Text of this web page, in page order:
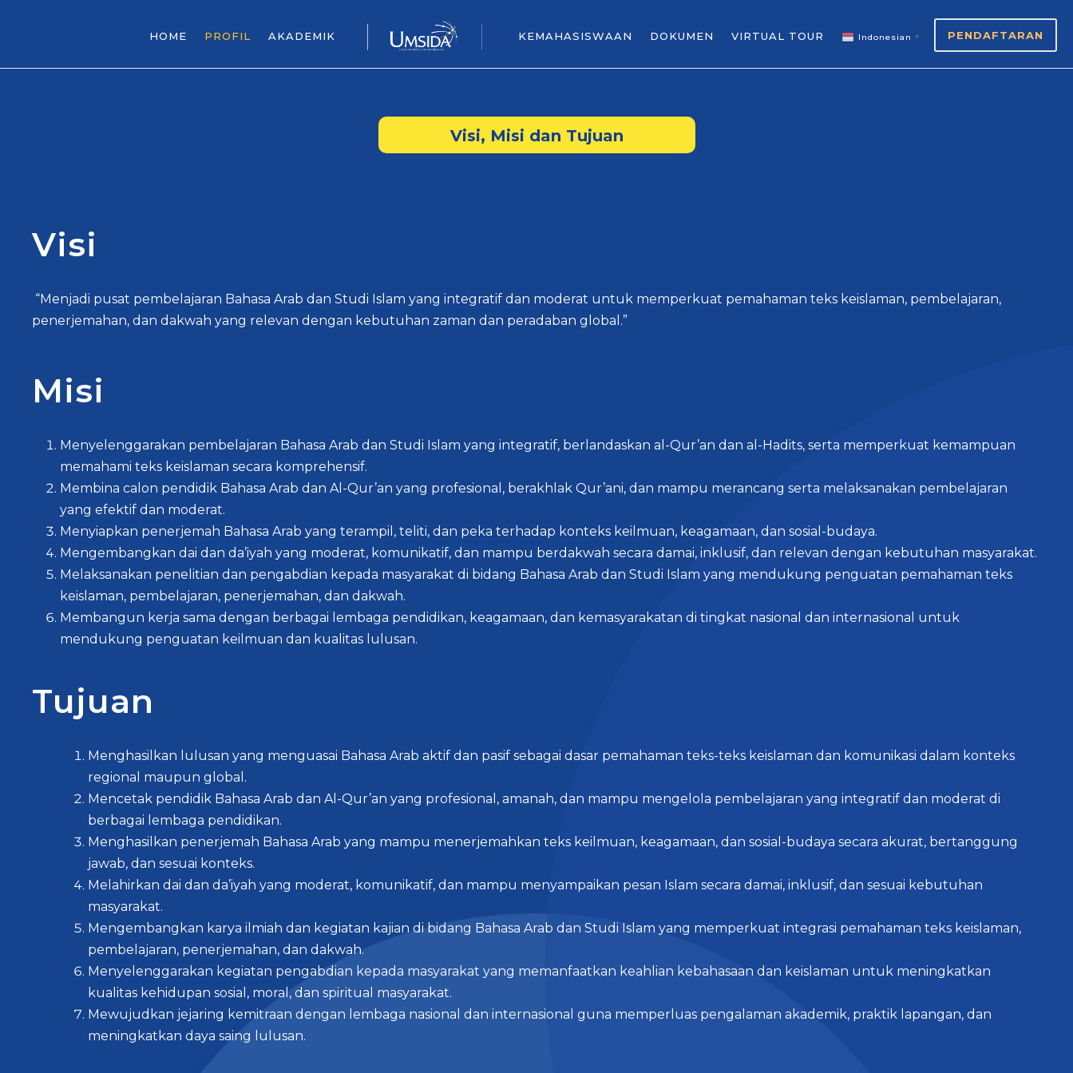
HOME PROFIL AKADEMIK KEMAHASISWAAN DOKUMEN VIRTUAL TOUR Indonesian ▼ PENDAFTARAN
Visi, Misi dan Tujuan
Visi
“Menjadi pusat pembelajaran Bahasa Arab dan Studi Islam yang integratif dan moderat untuk memperkuat pemahaman teks keislaman, pembelajaran,
penerjemahan, dan dakwah yang relevan dengan kebutuhan zaman dan peradaban global.”
Misi
Menyelenggarakan pembelajaran Bahasa Arab dan Studi Islam yang integratif, berlandaskan al-Qur’an dan al-Hadits, serta memperkuat kemampuan
memahami teks keislaman secara komprehensif.
Membina calon pendidik Bahasa Arab dan Al-Qur’an yang profesional, berakhlak Qur’ani, dan mampu merancang serta melaksanakan pembelajaran
yang efektif dan moderat.
Menyiapkan penerjemah Bahasa Arab yang terampil, teliti, dan peka terhadap konteks keilmuan, keagamaan, dan sosial-budaya.
Mengembangkan dai dan da’iyah yang moderat, komunikatif, dan mampu berdakwah secara damai, inklusif, dan relevan dengan kebutuhan masyarakat.
Melaksanakan penelitian dan pengabdian kepada masyarakat di bidang Bahasa Arab dan Studi Islam yang mendukung penguatan pemahaman teks
keislaman, pembelajaran, penerjemahan, dan dakwah.
Membangun kerja sama dengan berbagai lembaga pendidikan, keagamaan, dan kemasyarakatan di tingkat nasional dan internasional untuk
mendukung penguatan keilmuan dan kualitas lulusan.
Tujuan
Menghasilkan lulusan yang menguasai Bahasa Arab aktif dan pasif sebagai dasar pemahaman teks-teks keislaman dan komunikasi dalam konteks
regional maupun global.
Mencetak pendidik Bahasa Arab dan Al-Qur’an yang profesional, amanah, dan mampu mengelola pembelajaran yang integratif dan moderat di
berbagai lembaga pendidikan.
Menghasilkan penerjemah Bahasa Arab yang mampu menerjemahkan teks keilmuan, keagamaan, dan sosial-budaya secara akurat, bertanggung
jawab, dan sesuai konteks.
Melahirkan dai dan da’iyah yang moderat, komunikatif, dan mampu menyampaikan pesan Islam secara damai, inklusif, dan sesuai kebutuhan
masyarakat.
Mengembangkan karya ilmiah dan kegiatan kajian di bidang Bahasa Arab dan Studi Islam yang memperkuat integrasi pemahaman teks keislaman,
pembelajaran, penerjemahan, dan dakwah.
Menyelenggarakan kegiatan pengabdian kepada masyarakat yang memanfaatkan keahlian kebahasaan dan keislaman untuk meningkatkan
kualitas kehidupan sosial, moral, dan spiritual masyarakat.
Mewujudkan jejaring kemitraan dengan lembaga nasional dan internasional guna memperluas pengalaman akademik, praktik lapangan, dan
meningkatkan daya saing lulusan.